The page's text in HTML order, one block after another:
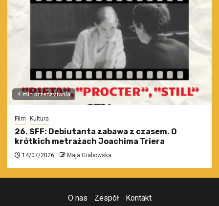
4 min przeczytania
Film Kultura
26. SFF: Debiutanta zabawa z czasem. O
krótkich metrażach Joachima Triera
14/07/2026 Maja Grabowska
O nas Zespół Kontakt